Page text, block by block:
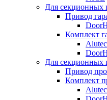
Для секционных
Привод
Комплект
Для
Привод
Комплект